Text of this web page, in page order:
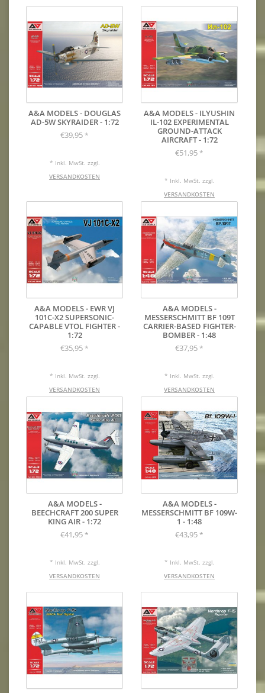
VERSANDKOSTEN
A&A MODELS - DOUGLAS
AD-5W SKYRAIDER - 1:72
€39,95 *
* Inkl. MwSt. zzgl.
VERSANDKOSTEN
A&A MODELS - ILYUSHIN
IL-102 EXPERIMENTAL
GROUND-ATTACK
AIRCRAFT - 1:72
€51,95 *
* Inkl. MwSt. zzgl.
VERSANDKOSTEN
A&A MODELS - EWR VJ
101C-X2 SUPERSONIC-
CAPABLE VTOL FIGHTER -
1:72
€35,95 *
* Inkl. MwSt. zzgl.
VERSANDKOSTEN
A&A MODELS -
MESSERSCHMITT BF 109T
CARRIER-BASED FIGHTER-
BOMBER - 1:48
€37,95 *
* Inkl. MwSt. zzgl.
VERSANDKOSTEN
A&A MODELS -
BEECHCRAFT 200 SUPER
KING AIR - 1:72
€41,95 *
* Inkl. MwSt. zzgl.
VERSANDKOSTEN
A&A MODELS -
MESSERSCHMITT BF 109W-
1 - 1:48
€43,95 *
* Inkl. MwSt. zzgl.
VERSANDKOSTEN